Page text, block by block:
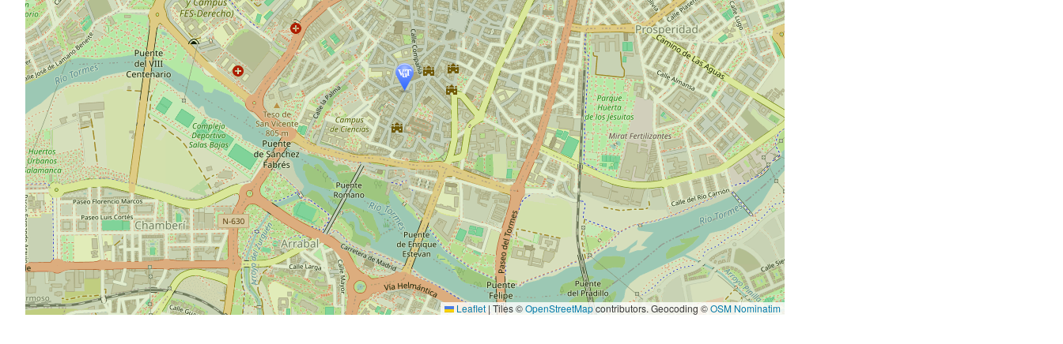
Leaflet | Tiles ©OpenStreetMapcontributors. Geocoding ©OSM Nominatim